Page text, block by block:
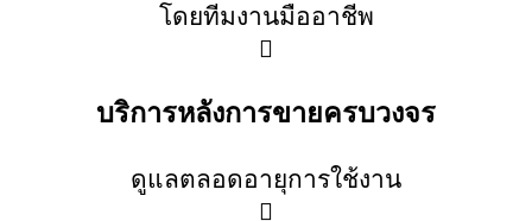
โดยทีมงานมืออาชีพ
บริการหลังการขายครบวงจร
ดูแลตลอดอายุการใช้งาน